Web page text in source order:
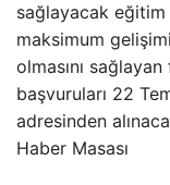
sağlayacak
maksimum
olmasını
başvuruları 22
adresinden
Haber Masası